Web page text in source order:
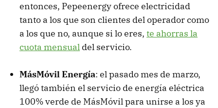
entonces, Pepeenergy ofrece electricidad
tanto a los que son clientes del operador como
a los que no, aunque si lo eres, te ahorras la
cuota mensual del servicio.
MásMóvil Energía: el pasado mes de marzo,
llegó también el servicio de energía eléctrica
100% verde de MásMóvil para unirse a los ya